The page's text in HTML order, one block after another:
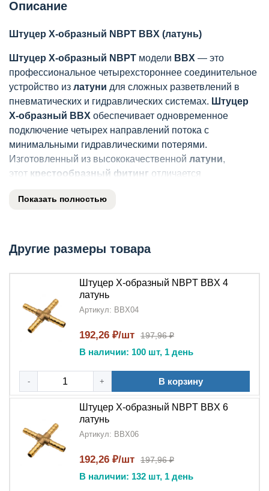
Описание
Штуцер X-образный NBPT BBX (латунь)
Штуцер X-образный NBPT модели BBX — это
профессиональное четырехстороннее соединительное
устройство из латуни для сложных разветвлений в
пневматических и гидравлических системах. Штуцер
X-образный BBX обеспечивает одновременное
подключение четырех направлений потока с
минимальными гидравлическими потерями.
Изготовленный из высококачественной латуни,
этот крестообразный фитинг отличается
коррозии.
Многофункциональное соединение
соединения в одной точке
Оптимальная конструкция
форма
обеспечивает равномерное
распределение потока
Долговечность:Латунь гарантирует
устойчивость к коррозии и механическим
нагрузкам
Компактность: Позволяет организовать сложные
разветвления в ограниченном пространстве
Качество изготовления
ПродукцияNBPT соответствует строгим
промышленным стандартам
Показать полностью
Другие размеры товара
Штуцер X-образный NBPT BBX 4
латунь
Артикул: BBX04
192,26 ₽/шт 197,96 ₽
В наличии: 100 шт, 1 день
- + В корзину
Штуцер X-образный NBPT BBX 6
латунь
Артикул: BBX06
192,26 ₽/шт 197,96 ₽
В наличии: 132 шт, 1 день